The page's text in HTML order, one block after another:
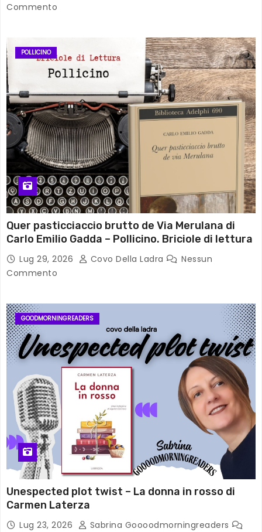
Commento
POLLICINO
Quer pasticciaccio brutto de Via Merulana di
Carlo Emilio Gadda – Pollicino. Briciole di lettura
Lug 29, 2026 Covo Della Ladra
Nessun
Commento
GOODMORNINGREADERS
Unespected plot twist – La donna in rosso di
Carmen Laterza
Lug 23, 2026
Sabrina Goooodmorningreaders